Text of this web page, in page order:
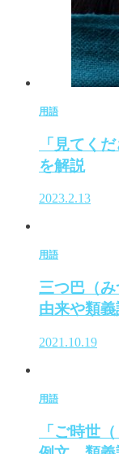
用語
「見てく
を解説
2023.2.13
用語
三つ巴（
由来や類
2021.10.19
用語
「ご時世